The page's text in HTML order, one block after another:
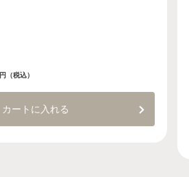
円（税込）
カートに入れる